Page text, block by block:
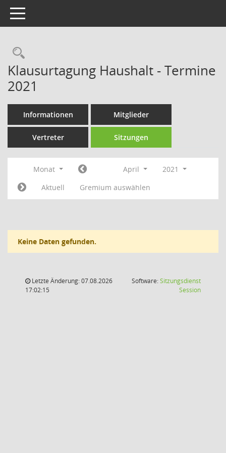
Toggle navigation
Rechercheauswahl
Klausurtagung Haushalt - Termine
2021
Informationen Mitglieder
Vertreter Sitzungen
Monat April
2021
Aktuell
Gremium auswählen
Keine Daten gefunden.
Letzte Änderung: 07.08.2026
17:02:15
Software:Sitzungsdienst
Session(Wird in